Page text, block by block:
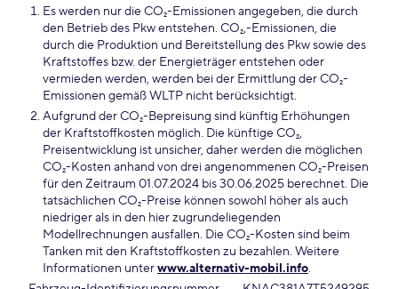
Es werden nur die CO₂-Emissionen angegeben, die durch
den Betrieb des Pkw entstehen. CO₂,-Emissionen, die
durch die Produktion und Bereitstellung des Pkw sowie des
Kraftstoffes bzw. der Energieträger entstehen oder
vermieden werden, werden bei der Ermittlung der CO₂-
Emissionen gemäß WLTP nicht berücksichtigt.
Aufgrund der CO₂-Bepreisung sind künftig Erhöhungen
der Kraftstoffkosten möglich. Die künftige CO₂,
Preisentwicklung ist unsicher, daher werden die möglichen
CO₂-Kosten anhand von drei angenommenen CO₂-Preisen
für den Zeitraum 01.07.2024 bis 30.06.2025 berechnet. Die
tatsächlichen CO₂-Preise können sowohl höher als auch
niedriger als in den hier zugrundeliegenden
Modellrechnungen ausfallen. Die CO₂-Kosten sind beim
Tanken mit den Kraftstoffkosten zu bezahlen. Weitere
Informationen unterwww.alternativ-mobil.info.